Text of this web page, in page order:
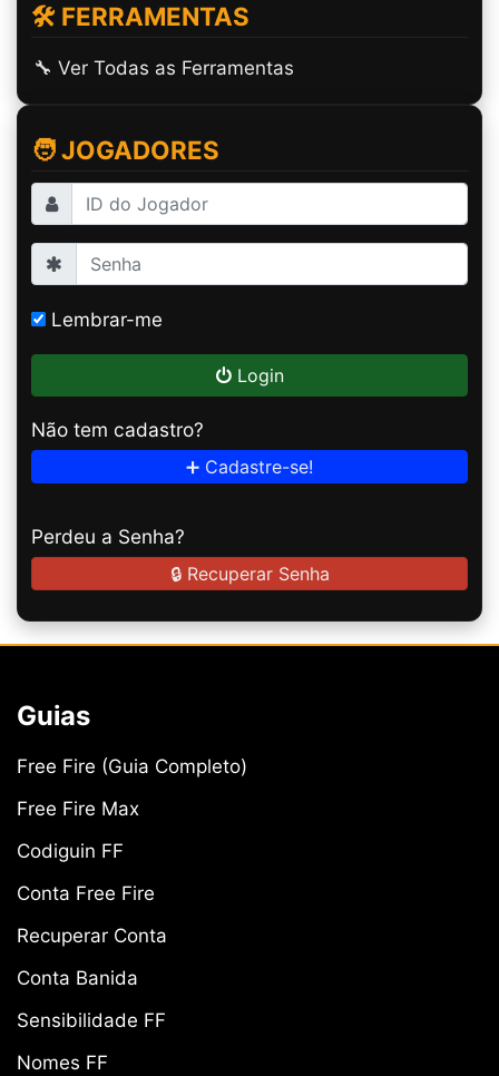
🛠️ FERRAMENTAS
🔧 Ver Todas as Ferramentas
🧑 JOGADORES
Lembrar-me
Login
Não tem cadastro?
➕ Cadastre-se!
Perdeu a Senha?
🔒 Recuperar Senha
Guias
Free Fire (Guia Completo)
Free Fire Max
Codiguin FF
Conta Free Fire
Recuperar Conta
Conta Banida
Sensibilidade FF
Nomes FF